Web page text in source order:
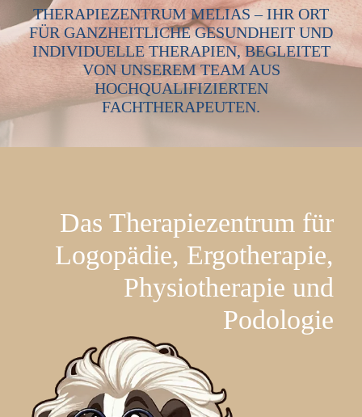
THERAPIEZENTRUM MELIAS – IHR ORT
FÜR GANZHEITLICHE GESUNDHEIT UND
INDIVIDUELLE THERAPIEN, BEGLEITET
VON UNSEREM TEAM AUS
HOCHQUALIFIZIERTEN
FACHTHERAPEUTEN.
Das Therapiezentrum für
Logopädie, Ergotherapie,
Physiotherapie und
Podologie